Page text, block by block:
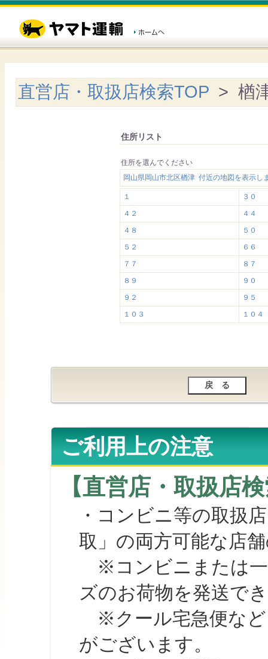
直営店・取扱店検索TOP > 楢
住所リスト
住所を選んでください
岡山県岡山市北区楢津 付近の地図を表示し
１
３０
４２
４４
４８
５０
５２
６６
７７
８７
８９
９０
９２
９５
１０３
１０４
ご利用上の注意
【直営店・取扱店
・コンビニ等の取扱
取」の両方可能な店
※コンビニまたは一
ズのお荷物を発送で
※クール宅急便など
がございます。